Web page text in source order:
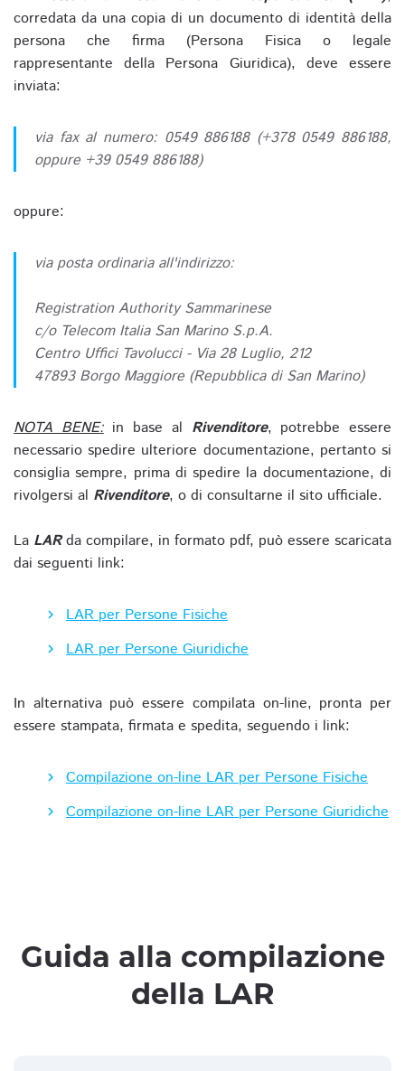
corredata da una copia di un documento di identità della
persona che firma (Persona Fisica o legale
rappresentante della Persona Giuridica), deve essere
inviata:
via fax al numero: 0549 886188 (+378 0549 886188,
oppure +39 0549 886188)
oppure:
via posta ordinaria all'indirizzo:
Registration Authority Sammarinese
c/o Telecom Italia San Marino S.p.A.
Centro Uffici Tavolucci - Via 28 Luglio, 212
47893 Borgo Maggiore (Repubblica di San Marino)
NOTA BENE:in base al Rivenditore, potrebbe essere
necessario spedire ulteriore documentazione, pertanto si
consiglia sempre, prima di spedire la documentazione, di
rivolgersi al Rivenditore, o di consultarne il sito ufficiale.
La LARda compilare, in formato pdf, può essere scaricata
dai seguenti link:
LAR per Persone Fisiche
LAR per Persone Giuridiche
In alternativa può essere compilata on-line, pronta per
essere stampata, firmata e spedita, seguendo i link:
Compilazione on-line LAR per Persone Fisiche
Compilazione on-line LAR per Persone Giuridiche
Guida alla compilazione
della LAR